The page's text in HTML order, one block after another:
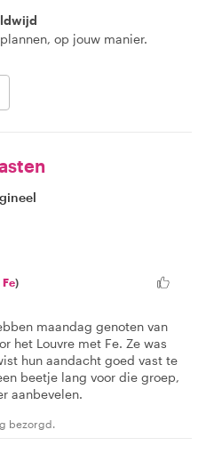
op jouw manier.
Fe)
maandag genoten van
het Louvre met Fe. Ze was
hun aandacht goed vast te
beetje lang voor die groep,
aanbevelen.
bezorgd.